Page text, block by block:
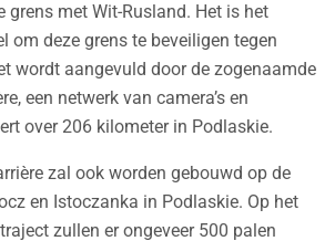
grens met Wit-Rusland. Het is het
om deze grens te beveiligen tegen
wordt aangevuld door de zogenaamde
een netwerk van camera’s en
over 206 kilometer in Podlaskie.
zal ook worden gebouwd op de
en Istoczanka in Podlaskie. Op het
zullen er ongeveer 500 palen